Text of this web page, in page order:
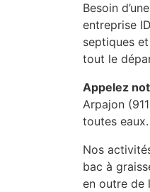
Besoin
entreprise
septiques
tout le
Appelez
Arpajon
toutes eaux.
Nos
bac à
en outre de